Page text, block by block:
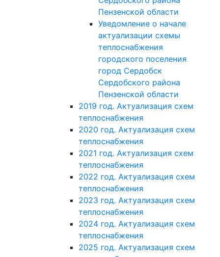
Пензенской области
Уведомление о начале
актуализации схемы
теплоснабжения
городского поселения
город Сердобск
Сердобского района
Пензенской области
2019 год. Актуализация схем
теплоснабжения
2020 год. Актуализация схем
теплоснабжения
2021 год. Актуализация схем
теплоснабжения
2022 год. Актуализация схем
теплоснабжения
2023 год. Актуализация схем
теплоснабжения
2024 год. Актуализация схем
теплоснабжения
2025 год. Актуализация схем